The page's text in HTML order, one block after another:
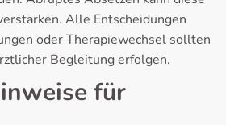
Alle Entscheidungen
oder Therapiewechsel sollten
Begleitung erfolgen.
für